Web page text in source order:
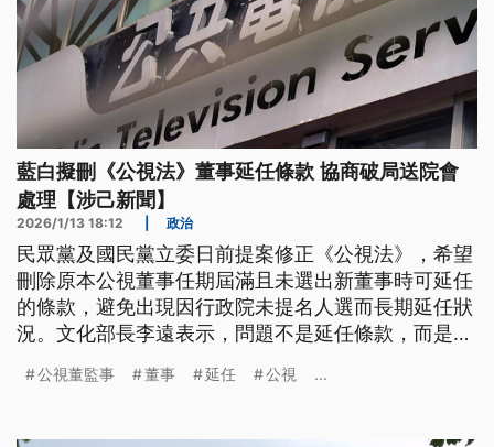
藍白擬刪《公視法》董事延任條款 協商破局送院會
處理【涉己新聞】
2026/1/13 18:12 政治
民眾黨及國民黨立委日前提案修正《公視法》，希望
刪除原本公視董事任期屆滿且未選出新董事時可延任
的條款，避免出現因行政院未提名人選而長期延任狀
況。文化部長李遠表示，問題不是延任條款，而是新
局，最快將在16日送入立法院會處理。
公視董監事 董事 延任 公視 ...